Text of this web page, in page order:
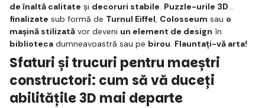
de înaltă calitate și decoruri stabile. Puzzle-urile 3D
finalizate sub formă de Turnul Eiffel, Colosseum sau o
mașină stilizată vor deveni un element de design în
biblioteca dumneavoastră sau pe birou. Flauntați-vă arta!
Sfaturi și trucuri pentru maeștri
constructori: cum să vă duceți
abilitățile 3D mai departe